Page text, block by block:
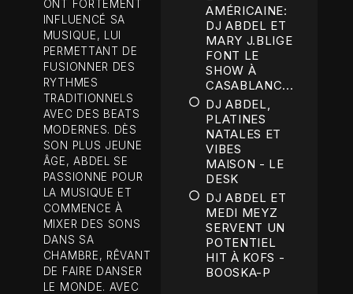
ONT FORTEMENT
INFLUENCÉ SA
MUSIQUE, LUI
PERMETTANT DE
FUSIONNER DES
RYTHMES
TRADITIONNELS
AVEC DES BEATS
MODERNES. DÈS
SON PLUS JEUNE
ÂGE, ABDEL SE
PASSIONNE POUR
LA MUSIQUE ET
COMMENCE À
MIXER DES SONS
DANS SA
CHAMBRE, RÊVANT
DE FAIRE DANSER
LE MONDE. AVEC
AMÉRICAINE:
DJ ABDEL ET
MARY J.BLIGE
FONT LE
SHOW À
CASABLANC...
DJ ABDEL,
PLATINES
NATALES ET
VIBES
MAISON - LE
DESK
DJ ABDEL ET
MEDI MEYZ
SERVENT UN
POTENTIEL
HIT À KOFS -
BOOSKA-P